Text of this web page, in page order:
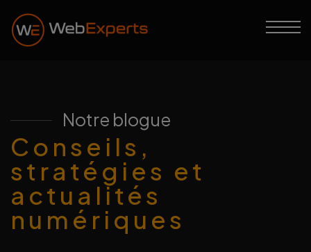
Notre blogue
Conseils,
stratégies et
actualités
numériques